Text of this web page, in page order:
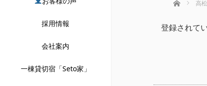
採用情報
会社案内
一棟貸切宿「Seto家」
ホーム 高
登録されて